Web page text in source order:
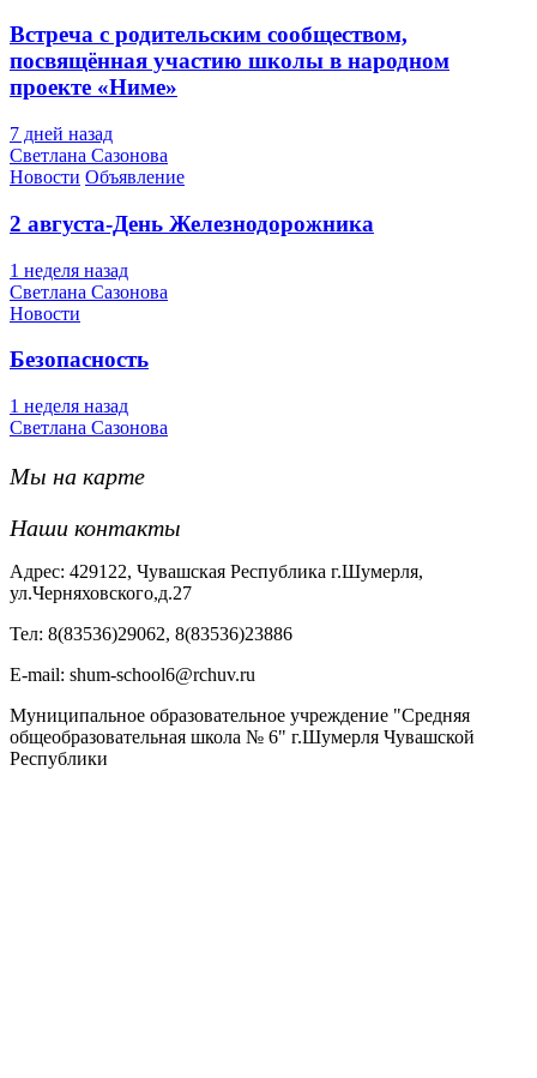
Встреча с родительским сообществом,
посвящённая участию школы в народном
проекте «Ниме»
7 дней назад
Светлана Сазонова
Новости Объявление
2 августа-День Железнодорожника
1 неделя назад
Светлана Сазонова
Новости
Безопасность
1 неделя назад
Светлана Сазонова
Мы на карте
Наши контакты
Адрес: 429122, Чувашская Республика г.Шумерля,
ул.Черняховского,д.27
Тел: 8(83536)29062, 8(83536)23886
Е-mail: shum-school6@rchuv.ru
Муниципальное образовательное учреждение "Средняя
общеобразовательная школа № 6" г.Шумерля Чувашской
Республики